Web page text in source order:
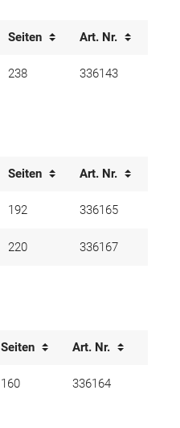
Seiten Art. Nr.
238 336143
Seiten Art. Nr.
192 336165
220 336167
Seiten Art. Nr.
160 336164